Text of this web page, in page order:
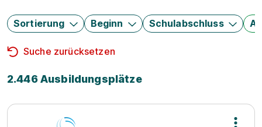
Sortierung Beginn Schulabschluss
Suche zurücksetzen
2.446 Ausbildungsplätze